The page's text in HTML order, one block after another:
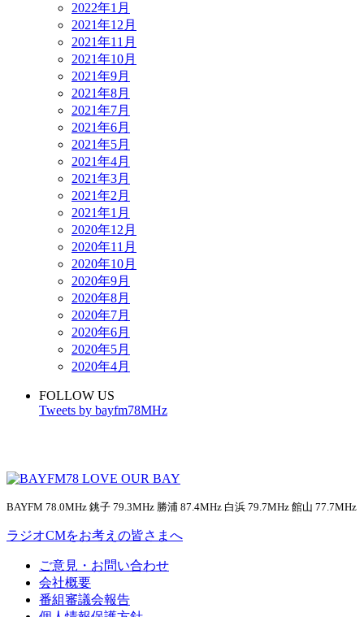
2022年1月
2021年12月
2021年11月
2021年10月
2021年9月
2021年8月
2021年7月
2021年6月
2021年5月
2021年4月
2021年3月
2021年2月
2021年1月
2020年12月
2020年11月
2020年10月
2020年9月
2020年8月
2020年7月
2020年6月
2020年5月
2020年4月
FOLLOW US
Tweets by bayfm78MHz
BAYFM 78.0MHz 銚子 79.3MHz 勝浦 87.4MHz 白浜 79.7MHz 館山 77.7MHz
ラジオCMをお考えの皆さまへ
ご意見・お問い合わせ
会社概要
番組審議会報告